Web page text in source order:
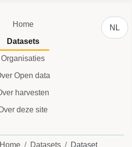
Home
Datasets
Organisaties
Open data
harvesten
deze site
NL
Home Datasets Dataset